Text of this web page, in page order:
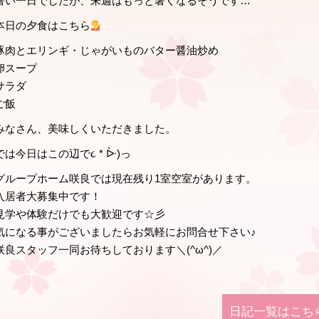
日の夕食はこちら
肉とエリンギ・じゃがいものバター醤油炒め
スープ
ラダ
飯
なさん、美味しくいただきました。
は今日はこの辺で૮ * ᐕ)っ
ループホーム咲良では現在残り1室空室があります。
居者大募集中です！
学や体験だけでも大歓迎です☆彡
になる事がございましたらお気軽にお問合せ下さい♪
良スタッフ一同お待ちしております＼(^ω^)／
日記⼀覧はこち